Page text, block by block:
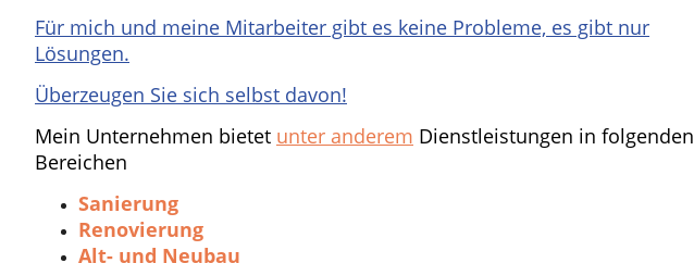
Für mich und meine Mitarbeiter gibt es keine Probleme, es gibt nur
Lösungen.
Überzeugen Sie sich selbst davon!
Mein Unternehmen bietet unter anderem Dienstleistungen in folgenden
Bereichen
Sanierung
Renovierung
Alt- und Neubau